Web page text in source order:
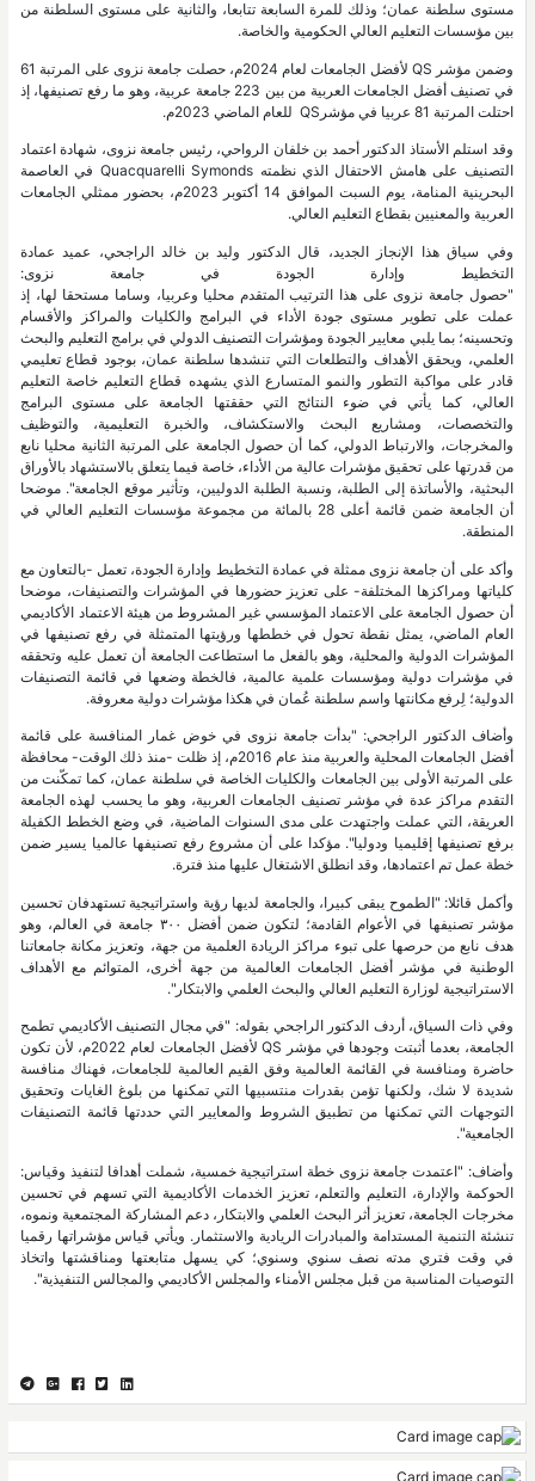
مستوى سلطنة عمان؛ وذلك للمرة السابعة تتابعا، والثانية على مستوى السلطنة من
بين مؤسسات التعليم العالي الحكومية والخاصة.
وضمن مؤشر QS لأفضل الجامعات لعام 2024م، حصلت جامعة نزوى على المرتبة 61
في تصنيف أفضل الجامعات العربية من بين 223 جامعة عربية، وهو ما رفع تصنيفها، إذ
احتلت المرتبة 81 عربيا في مؤشرQS للعام الماضي 2023م.
وقد استلم الأستاذ الدكتور أحمد بن خلفان الرواحي، رئيس جامعة نزوى، شهادة اعتماد
التصنيف على هامش الاحتفال الذي نظمته Quacquarelli Symonds في العاصمة
البحرينية المنامة، يوم السبت الموافق 14 أكتوبر 2023م، بحضور ممثلي الجامعات
العربية والمعنيين بقطاع التعليم العالي.
وفي سياق هذا الإنجاز الجديد، قال الدكتور وليد بن خالد الراجحي، عميد عمادة
التخطيط وإدارة الجودة في جامعة نزوى:
"حصول جامعة نزوى على هذا الترتيب المتقدم محليا وعربيا، وساما مستحقا لها، إذ
عملت على تطوير مستوى جودة الأداء في البرامج والكليات والمراكز والأقسام
وتحسينه؛ بما يلبي معايير الجودة ومؤشرات التصنيف الدولي في برامج التعليم والبحث
العلمي، ويحقق الأهداف والتطلعات التي تنشدها سلطنة عمان، بوجود قطاع تعليمي
قادر على مواكبة التطور والنمو المتسارع الذي يشهده قطاع التعليم خاصة التعليم
العالي، كما يأتي في ضوء النتائج التي حققتها الجامعة على مستوى البرامج
والتخصصات، ومشاريع البحث والاستكشاف، والخبرة التعليمية، والتوظيف
والمخرجات، والارتباط الدولي، كما أن حصول الجامعة على المرتبة الثانية محليا نابع
من قدرتها على تحقيق مؤشرات عالية من الأداء، خاصة فيما يتعلق بالاستشهاد بالأوراق
البحثية، والأساتذة إلى الطلبة، ونسبة الطلبة الدوليين، وتأثير موقع الجامعة". موضحا
أن الجامعة ضمن قائمة أعلى 28 بالمائة من مجموعة مؤسسات التعليم العالي في
المنطقة.
وأكد على أن جامعة نزوى ممثلة في عمادة التخطيط وإدارة الجودة، تعمل -بالتعاون مع
كلياتها ومراكزها المختلفة- على تعزيز حضورها في المؤشرات والتصنيفات، موضحا
أن حصول الجامعة على الاعتماد المؤسسي غير المشروط من هيئة الاعتماد الأكاديمي
العام الماضي، يمثل نقطة تحول في خططها ورؤيتها المتمثلة في رفع تصنيفها في
المؤشرات الدولية والمحلية، وهو بالفعل ما استطاعت الجامعة أن تعمل عليه وتحققه
في مؤشرات دولية ومؤسسات علمية عالمية، فالخطة وضعها في قائمة التصنيفات
الدولية؛ لِرفع مكانتها واسم سلطنة عُمان في هكذا مؤشرات دولية معروفة.
وأضاف الدكتور الراجحي: "بدأت جامعة نزوى في خوض غمار المنافسة على قائمة
أفضل الجامعات المحلية والعربية منذ عام 2016م، إذ ظلت -منذ ذلك الوقت- محافظة
على المرتبة الأولى بين الجامعات والكليات الخاصة في سلطنة عمان، كما تمكّنت من
التقدم مراكز عدة في مؤشر تصنيف الجامعات العربية، وهو ما يحسب لهذه الجامعة
العريقة، التي عملت واجتهدت على مدى السنوات الماضية، في وضع الخطط الكفيلة
برفع تصنيفها إقليميا ودوليا". مؤكدا على أن مشروع رفع تصنيفها عالميا يسير ضمن
خطة عمل تم اعتمادها، وقد انطلق الاشتغال عليها منذ فترة.
وأكمل قائلا: "الطموح يبقى كبيرا، والجامعة لديها رؤية واستراتيجية تستهدفان تحسين
مؤشر تصنيفها في الأعوام القادمة؛ لتكون ضمن أفضل ٣٠٠ جامعة في العالم، وهو
هدف نابع من حرصها على تبوء مراكز الريادة العلمية من جهة، وتعزيز مكانة جامعاتنا
الوطنية في مؤشر أفضل الجامعات العالمية من جهة أخرى، المتوائم مع الأهداف
الاستراتيجية لوزارة التعليم العالي والبحث العلمي والابتكار".
وفي ذات السياق، أردف الدكتور الراجحي بقوله: "في مجال التصنيف الأكاديمي تطمح
الجامعة، بعدما أثبتت وجودها في مؤشر QS لأفضل الجامعات لعام 2022م، لأن تكون
حاضرة ومنافسة في القائمة العالمية وفق القيم العالمية للجامعات، فهناك منافسة
شديدة لا شك، ولكنها تؤمن بقدرات منتسبيها التي تمكنها من بلوغ الغايات وتحقيق
التوجهات التي تمكنها من تطبيق الشروط والمعايير التي حددتها قائمة التصنيفات
الجامعية".
‏وأضاف: "اعتمدت جامعة نزوى خطة استراتيجية خمسية، شملت أهدافا لتنفيذ وقياس:
الحوكمة والإدارة، التعليم والتعلم، تعزيز الخدمات الأكاديمية التي تسهم في تحسين
مخرجات الجامعة، تعزيز أثر البحث العلمي والابتكار، دعم المشاركة المجتمعية ونموه،
تنشئة التنمية المستدامة والمبادرات الريادية والاستثمار. ويأتي قياس مؤشراتها رقميا
في وقت فتري مدته نصف سنوي وسنوي؛ كي يسهل متابعتها ومناقشتها واتخاذ
التوصيات المناسبة من قبل مجلس الأمناء والمجلس الأكاديمي والمجالس التنفيذية".